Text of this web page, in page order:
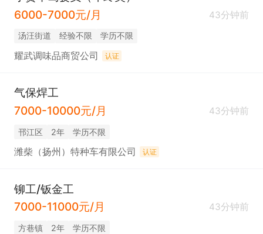
6000-7000元/月
43分钟前
汤汪街道 经验不限 学历不限
耀武调味品商贸公司 认证
气保焊工
7000-10000元/月
43分钟前
邗江区 2年 学历不限
潍柴（扬州）特种车有限公司 认证
铆工/钣金工
7000-11000元/月
43分钟前
方巷镇 2年 学历不限